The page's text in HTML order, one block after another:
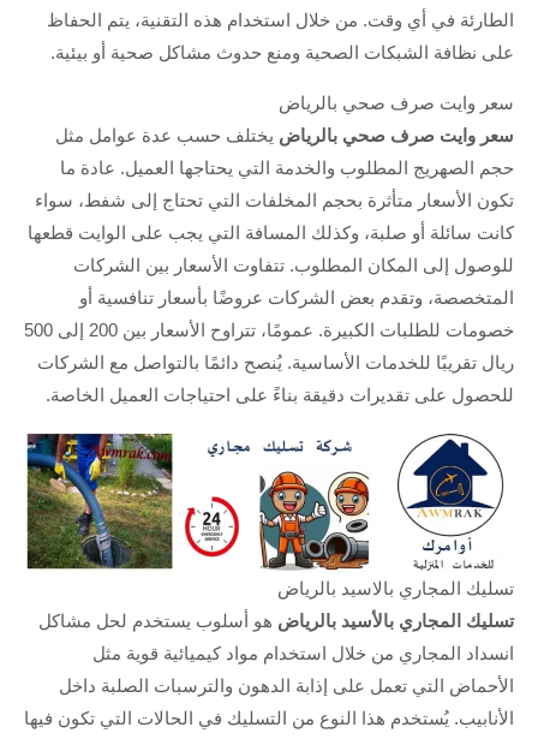
الطارئة في أي وقت. من خلال استخدام هذه التقنية، يتم الحفاظ
على نظافة الشبكات الصحية ومنع حدوث مشاكل صحية أو بيئية.
سعر وايت صرف صحي بالرياض
سعر وايت صرف صحي بالرياض يختلف حسب عدة عوامل مثل
حجم الصهريج المطلوب والخدمة التي يحتاجها العميل. عادة ما
تكون الأسعار متأثرة بحجم المخلفات التي تحتاج إلى شفط، سواء
كانت سائلة أو صلبة، وكذلك المسافة التي يجب على الوايت قطعها
للوصول إلى المكان المطلوب. تتفاوت الأسعار بين الشركات
المتخصصة، وتقدم بعض الشركات عروضًا بأسعار تنافسية أو
خصومات للطلبات الكبيرة. عمومًا، تتراوح الأسعار بين 200 إلى 500
ريال تقريبًا للخدمات الأساسية. يُنصح دائمًا بالتواصل مع الشركات
للحصول على تقديرات دقيقة بناءً على احتياجات العميل الخاصة.
تسليك المجاري بالاسيد بالرياض
تسليك المجاري بالأسيد بالرياض هو أسلوب يستخدم لحل مشاكل
انسداد المجاري من خلال استخدام مواد كيميائية قوية مثل
الأحماض التي تعمل على إذابة الدهون والترسبات الصلبة داخل
الأنابيب. يُستخدم هذا النوع من التسليك في الحالات التي تكون فيها